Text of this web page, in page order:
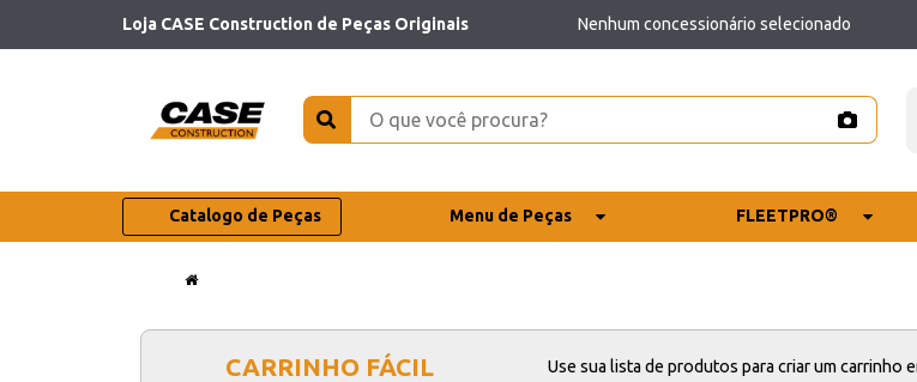
Loja CASE Construction de Peças Originais Nenhum concessionário selecionado
Catalogo de Peças Menu de Peças FLEETPRO®
CARRINHO FÁCIL Use sua lista de produtos para criar um carrinho